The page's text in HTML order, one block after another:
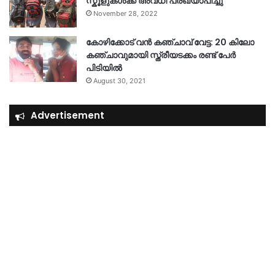
November 28, 2022
കോഴിക്കോട് വൻ കഞ്ചാവ് വേട്ട: 20 കിലോ
കഞ്ചാവുമായി സ്ത്രീയടക്കം രണ്ട് പേർ
പിടിയിൽ
August 30, 2021
Advertisement